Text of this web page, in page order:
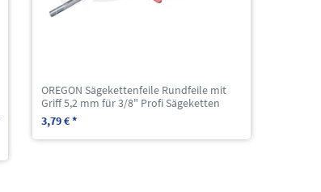
OREGON Sägekettenfeile Rundfeile mit
Griff 5,2 mm für 3/8" Profi Sägeketten
3,79 € *